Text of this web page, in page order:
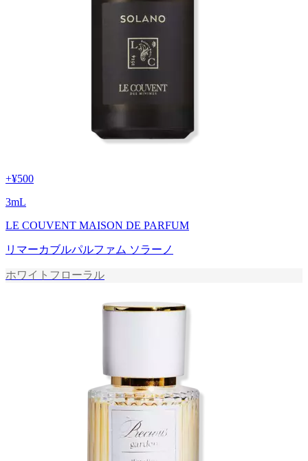
+¥500
3mL
LE COUVENT MAISON DE PARFUM
リマーカブルパルファム ソラーノ
ホワイトフローラル